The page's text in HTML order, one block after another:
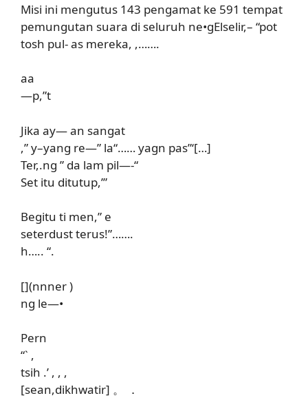
Misi ini mengutus 143 pengamat ke 591 tempat
pemungutan suara di seluruh ne•gElselir,– “pot
tosh pul- as mereka, ,…….
aa
—p,”t
Jika ay— an sangat
,” y–yang re—” la“…… yagn pas”‘[…]
Ter,.ng ” da lam pil—-“
Set itu ditutup,’”
Begitu ti men,” e
seterdust terus!”…….
h….. “.
[](nnner )
ng le―•
Pern
“` ,
tsih .’ , , ,
[sean,dikhwatir] 。 ．